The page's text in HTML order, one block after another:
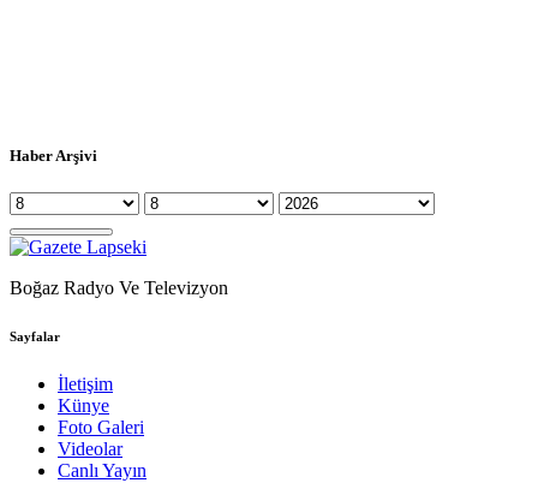
Haber Arşivi
Boğaz Radyo Ve Televizyon
Sayfalar
İletişim
Künye
Foto Galeri
Videolar
Canlı Yayın